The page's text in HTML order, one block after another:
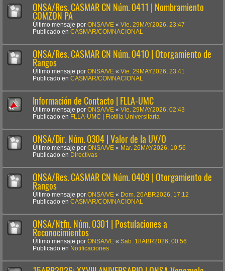
ONSA/Res. CASMAR CN Núm. 0411 | Nombramiento
COMZON PA
Último mensaje por ONSA/VE « Vie. 29MAY2026, 23:47
Publicado en CASMAR/COMNACIONAL
ONSA/Res. CASMAR CN Núm. 0410 | Otorgamiento de
Rangos
Último mensaje por ONSA/VE « Vie. 29MAY2026, 23:41
Publicado en CASMAR/COMNACIONAL
Información de Contacto | FLLA-UMC
Último mensaje por ONSA/VE « Vie. 29MAY2026, 02:43
Publicado en FLLA-UMC | Flotilla Universitaria
ONSA/Dir. Núm. 0304 | Valor de la UV/O
Último mensaje por ONSA/VE « Mar. 26MAY2026, 10:56
Publicado en Directivas
ONSA/Res. CASMAR CN Núm. 0409 | Otorgamiento de
Rangos
Último mensaje por ONSA/VE « Dom. 26ABR2026, 17:12
Publicado en CASMAR/COMNACIONAL
ONSA/Ntfn. Núm. 0301 | Postulaciones a
Reconocimientos
Último mensaje por ONSA/VE « Sab. 18ABR2026, 00:56
Publicado en Notificaciones